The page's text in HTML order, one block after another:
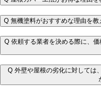
Q 無機塗料がおすすめな理由を教
Q 依頼する業者を決める際に、
Q 外壁や屋根の劣化に対しては